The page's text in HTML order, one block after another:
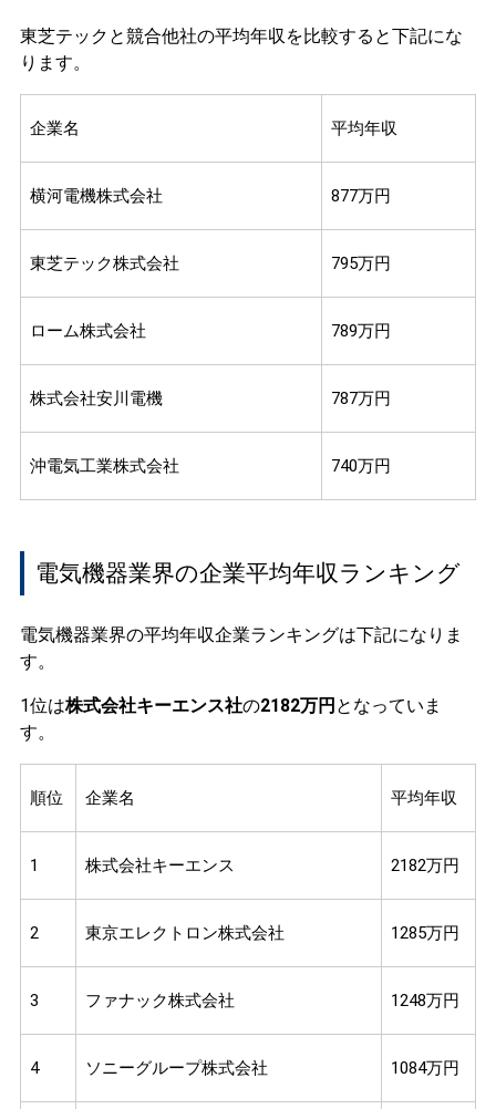
東芝テックと競合他社の平均年収を比較すると下記にな
ります。
企業名 平均年収
横河電機株式会社 877万円
東芝テック株式会社 795万円
ローム株式会社 789万円
株式会社安川電機 787万円
沖電気工業株式会社 740万円
電気機器業界の企業平均年収ランキング
電気機器業界の平均年収企業ランキングは下記になりま
す。
1位は株式会社キーエンス社の2182万円 となっていま
す。
順位 企業名 平均年収
1 株式会社キーエンス 2182万円
2 東京エレクトロン株式会社 1285万円
3 ファナック株式会社 1248万円
4 ソニーグループ株式会社 1084万円